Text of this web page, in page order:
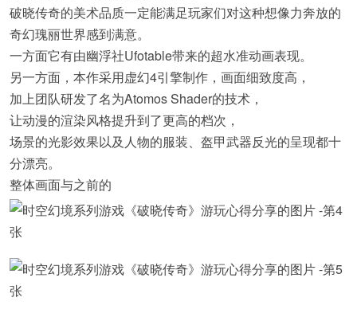
破晓传奇的美术品质一定能满足玩家们对这种想像力奔放的
奇幻瑰丽世界感到满意。
一方面它有由幽浮社Ufotable带来的超水准动画表现。
另一方面，本作采用虚幻4引擎制作，画面细致度高，
加上团队研发了名为Atomos Shader的技术，
让动漫的渲染风格提升到了更高的档次，
场景的光影效果以及人物的服装、盔甲武器反光的呈现都十
分漂亮。
整体画面与之前的